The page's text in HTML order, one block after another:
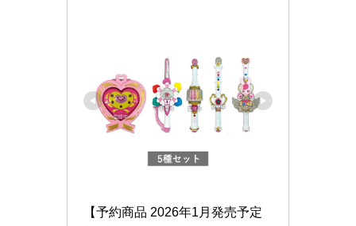
【予約商品 2026年1月発売予定